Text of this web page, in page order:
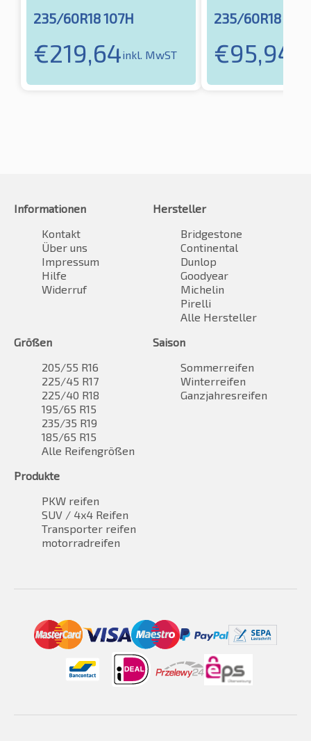
235/60R18 107H
€219,64inkl. MwST
235/60R18
€95,94
Informationen
Kontakt
Über uns
Impressum
Hilfe
Widerruf
Hersteller
Bridgestone
Continental
Dunlop
Goodyear
Michelin
Pirelli
Alle Hersteller
Größen
205/55 R16
225/45 R17
225/40 R18
195/65 R15
235/35 R19
185/65 R15
Alle Reifengrößen
Saison
Sommerreifen
Winterreifen
Ganzjahresreifen
Produkte
PKW reifen
SUV / 4x4 Reifen
Transporter reifen
motorradreifen